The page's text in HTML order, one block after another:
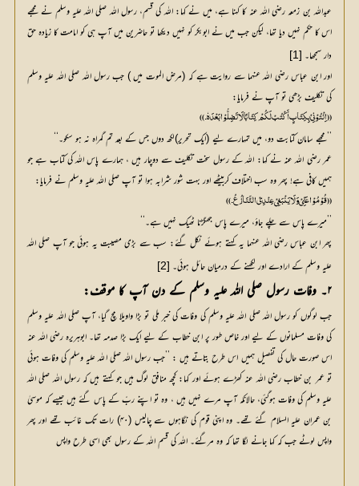
عبداللہ بن زمعہ رضی اللہ عنہ کا کہنا ہے، میں نے کہا: اللہ کی قسم، رسول اللہ صلی اللہ علیہ وسلم نے مجھے
اس کا حکم نہیں دیا تھا، لیکن جب میں نے ابوبکر کو نہیں دیکھا تو حاضرین میں آپ ہی کو امامت کا زیادہ حق
دار سمجھا۔ [1]
اور ابن عباس رضی اللہ عنہما سے روایت ہے کہ (مرض الموت میں ) جب رسول اللہ صلی اللہ علیہ وسلم
کی تکلیف بڑھی تو آپ نے فرمایا:
(( اِئْتُوْنِیْ بِکِتَابٍ أَکْتُبْ لَکُمْ کِتَابًا لَا تَضِلُّوْا بَعْدَہٗ۔))
’’مجھے سامان کتابت دو، میں تمہارے لیے (ایک تحریر)لکھ دوں جس کے بعد تم گمراہ نہ ہو سکو۔‘‘
عمر رضی اللہ عنہ نے کہا: اللہ کے رسول سخت تکلیف سے دوچار ہیں ، ہمارے پاس اللہ کی کتاب ہے جو
ہمیں کافی ہے! پھر وہ سب اختلاف کربیٹھے اور بہت شور شرابہ ہوا تو آپ صلی اللہ علیہ وسلم نے فرمایا:
(( قُوْمُوْا عَنِّیْ وَلَا یَنْبَغِیْ عِنْدِیْ التَّنَازُعُ۔))
’’میرے پاس سے چلے جاؤ، میرے پاس جھگڑنا ٹھیک نہیں ہے۔‘‘
پھر ابن عباس رضی اللہ عنہما یہ کہتے ہوئے نکل گئے: سب سے بڑی مصیبت یہ ہوئی جو آپ صلی اللہ
علیہ وسلم کے ارادے اور لکھنے کے درمیان حائل ہوئی۔ [2]
۲۔ وفات رسول صلی اللہ علیہ وسلم کے دن آپ کا موقف:
جب لوگوں کو رسول اللہ صلی اللہ علیہ وسلم کی وفات کی خبر ملی تو بڑا واویلا مچ گیا، آپ صلی اللہ علیہ وسلم
کی وفات مسلمانوں کے لیے اور خاص طور پر ابن خطاب کے لیے ایک بڑا صدمہ تھا۔ ابوہریرہ رضی اللہ عنہ
اس صورت حال کی تفصیل ہمیں اس طرح بتاتے ہیں : ’’جب رسول اللہ صلی اللہ علیہ وسلم کی وفات ہوئی
تو عمر بن خطاب رضی اللہ عنہ کھڑے ہوئے اور کہا: کچھ منافق لوگ ہیں جو کہتے ہیں کہ رسول اللہ صلی اللہ
علیہ وسلم کی وفات ہوگئی، حالانکہ آپ مرے نہیں ہیں ، وہ تو اپنے ربّ کے پاس گئے ہیں جیسے کہ موسیٰ
بن عمران علیہ السلام گئے تھے۔ وہ اپنی قوم کی نگاہوں سے چالیس (۴۰) رات تک غائب تھے اور پھر
واپس لوٹے جب کہ کہا جانے لگا تھا کہ وہ مرگئے۔ اللہ کی قسم اللہ کے رسول بھی اسی طرح واپس